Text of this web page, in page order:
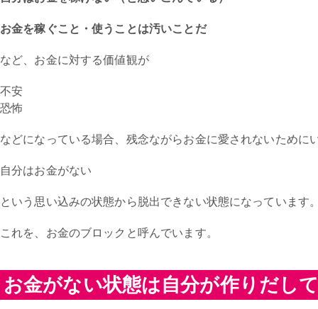
お金を稼ぐこと・使うことは汚いことだ
など、お金に対する価値観が
不安
恐怖
などになっている場合、残念ながらお金に愛されないために
自分はお金がない
という思い込みの状態から脱出できない状態になっています
これを、お金のブロックと呼んでいます。
お金がない状態は自分が作りだし